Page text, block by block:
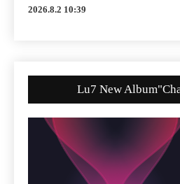
2026.8.2 10:39
Lu7 New